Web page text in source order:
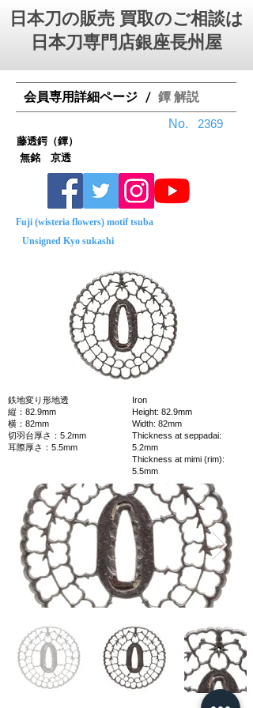
日本刀の販売 買取のご相談は
日本刀専門店銀座⻑州屋
会員専用詳細ページ / 鐔 解説
No.
無銘 京透
Fuji (wisteria flowers) motif tsuba
Unsigned Kyo sukashi
鉄地変り形地透
縦：82.9mm
横：82mm
切羽台厚さ：5.2mm
耳際厚さ：5.5mm
Iron
Height: 82.9mm
Width: 82mm
Thickness at seppadai:
5.2mm
Thickness at mimi (rim):
5.5mm
藤透鍔（鐔）
2369